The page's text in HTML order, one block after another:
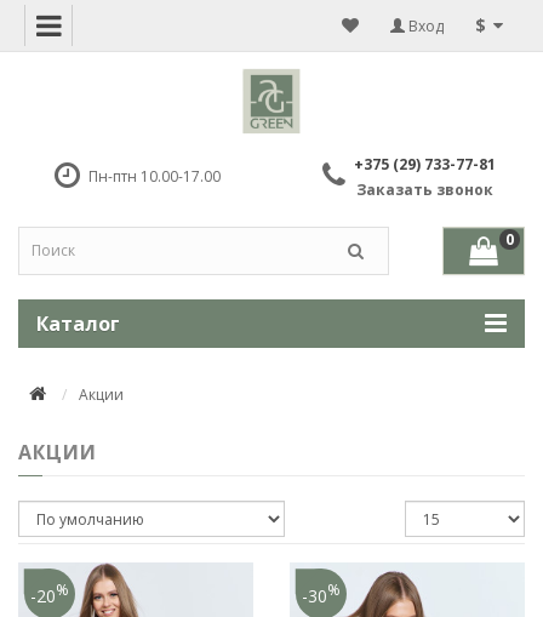
$
Вход
Пн-птн 10.00-17.00
+375 (29) 733-77-81
Заказать звонок
0
Каталог
Акции
АКЦИИ
-20% -30%